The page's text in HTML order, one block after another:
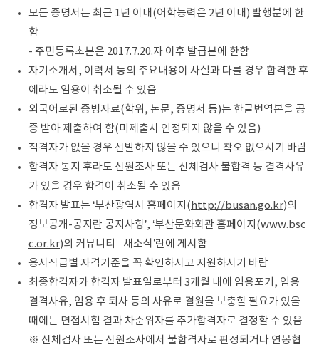
모든 증명서는 최근 1년 이내(어학능력은 2년 이내) 발행분에 한
함
- 주민등록초본은 2017.7.20.자 이후 발급본에 한함
자기소개서, 이력서 등의 주요내용이 사실과 다를 경우 합격한 후
에라도 임용이 취소될 수 있음
외국어로된 증빙자료(학위, 논문, 증명서 등)는 한글번역본을 공
증 받아 제출하여 함(미제출시 인정되지 않을 수 있음)
적격자가 없을 경우 선발하지 않을 수 있으니 착오 없으시기 바람
합격자 통지 후라도 신원조사 또는 신체검사 불합격 등 결격사유
가 있을 경우 합격이 취소될 수 있음
합격자 발표는 ‘부산광역시 홈페이지( http://busan.go.kr)의
정보공개-공지란 공지사항’, ‘부산문화회관 홈페이지(www.bsc
c.or.kr)의 커뮤니티– 새소식’란에 게시함
응시직급별 자격기준을 꼭 확인하시고 지원하시기 바람
최종합격자가 합격자 발표일로부터 3개월 내에 임용포기, 임용
결격사유, 임용 후 퇴사 등의 사유로 결원을 보충할 필요가 있을
때에는 면접시험 결과 차순위자를 추가합격자로 결정할 수 있음
※ 신체검사 또는 신원조사에서 불합격자로 판정되거나 연봉협